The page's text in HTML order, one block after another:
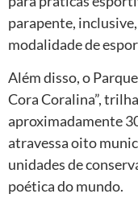
parapente,
modalidade de
Além disso, o
Cora Coralina”,
aproximadamente
atravessa oito
unidades de
poética do mundo.